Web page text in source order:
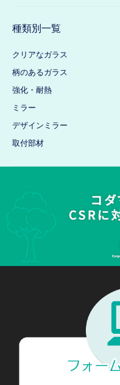
種類別一覧
クリアなガラス
柄のあるガラス
強化・耐熱
ミラー
デザインミラー
取付部材